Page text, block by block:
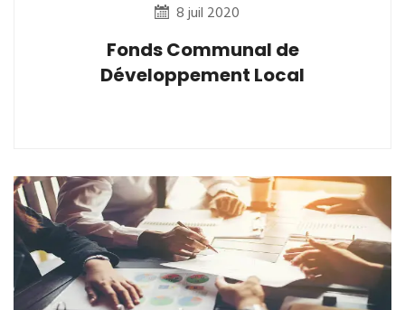
8 juil 2020
Fonds Communal de
Développement Local